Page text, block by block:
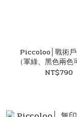
Piccoloo│戰術
（軍綠、黑色兩色
包 單肩包 側背包
NT$790